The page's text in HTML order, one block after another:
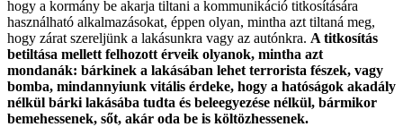
hogy a kormány be akarja tiltani a kommunikáció titkosítására
használható alkalmazásokat, éppen olyan, mintha azt tiltaná meg,
hogy zárat szereljünk a lakásunkra vagy az autónkra. A titkosítás
betiltása mellett felhozott érveik olyanok, mintha azt
mondanák: bárkinek a lakásában lehet terrorista fészek, vagy
bomba, mindannyiunk vitális érdeke, hogy a hatóságok akadály
nélkül bárki lakásába tudta és beleegyezése nélkül, bármikor
bemehessenek, sőt, akár oda be is költözhessenek.